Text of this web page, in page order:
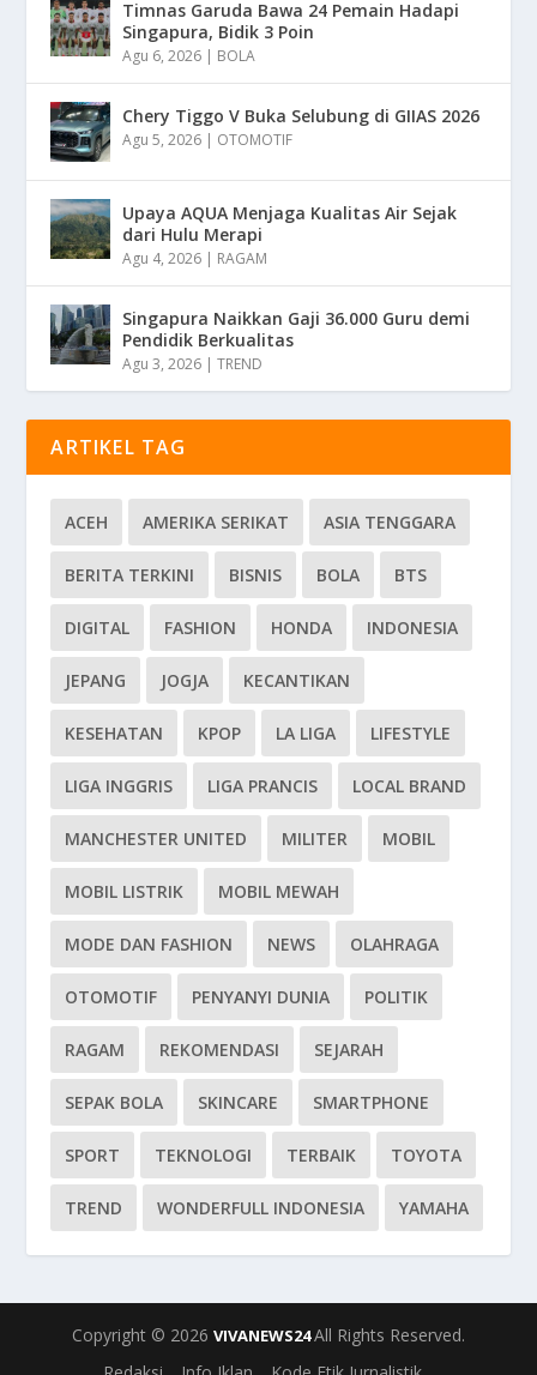
Timnas Garuda Bawa 24 Pemain Hadapi
Singapura, Bidik 3 Poin
Agu 6, 2026 | BOLA
Chery Tiggo V Buka Selubung di GIIAS 2026
Agu 5, 2026 | OTOMOTIF
Upaya AQUA Menjaga Kualitas Air Sejak
dari Hulu Merapi
Agu 4, 2026 | RAGAM
Singapura Naikkan Gaji 36.000 Guru demi
Pendidik Berkualitas
Agu 3, 2026 |TREND
ARTIKEL TAG
ACEH AMERIKA SERIKAT ASIA TENGGARA
BERITA TERKINI BISNIS BOLA BTS
DIGITAL FASHION HONDA INDONESIA
JEPANG JOGJA KECANTIKAN
KESEHATAN KPOP LA LIGA LIFESTYLE
LIGA INGGRIS LIGA PRANCIS LOCAL BRAND
MANCHESTER UNITED MILITER MOBIL
MOBIL LISTRIK MOBIL MEWAH
MODE DAN FASHION NEWS OLAHRAGA
OTOMOTIF PENYANYI DUNIA POLITIK
RAGAM REKOMENDASI SEJARAH
SEPAK BOLA SKINCARE SMARTPHONE
SPORT TEKNOLOGI TERBAIK TOYOTA
TREND WONDERFULL INDONESIA YAMAHA
Copyright © 2026 VIVANEWS24All Rights Reserved.